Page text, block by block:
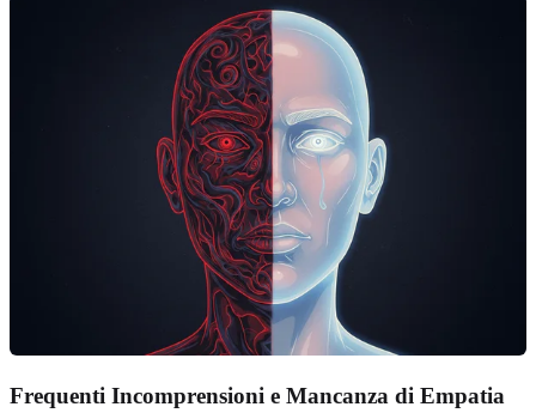
Frequenti Incomprensioni e Mancanza di Empatia